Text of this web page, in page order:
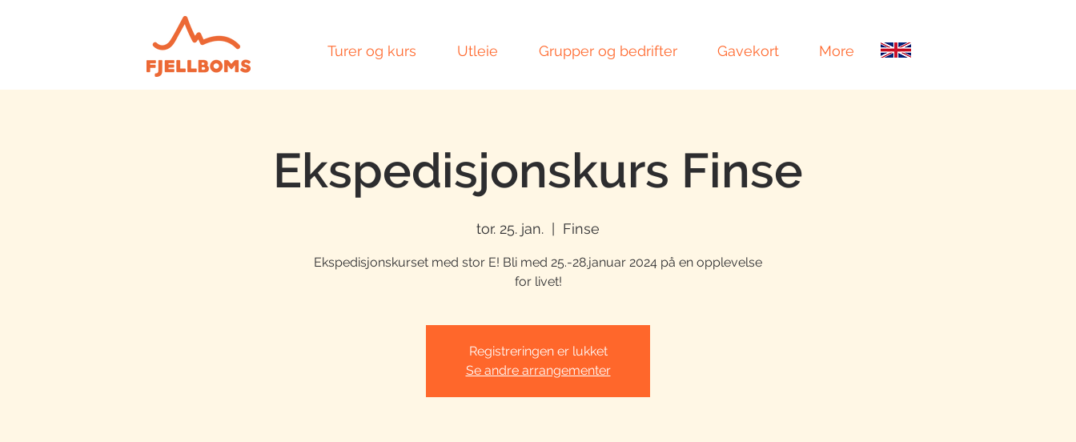
Turer og kurs Utleie Grupper og bedrifter Gavekort More
Ekspedisjonskurs Finse
tor. 25. jan. Finse
Ekspedisjonskurset med stor E! Bli med 25.-28.januar 2024 på en opplevelse
for livet!
Registreringen er lukket
Se andre arrangementer